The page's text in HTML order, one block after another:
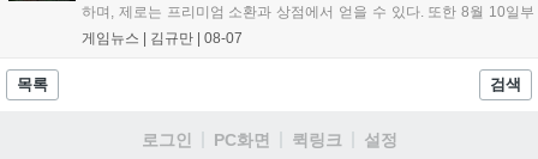
하며, 제로는 프리미엄 소환과 상점에서 얻을 수 있다. 또한 8월 10일부
터 14일까지 럭키 엘피 이벤트로 론을, 13일부터 26일까지 트로피칼 아
게임뉴스 | 김규만 | 08-07
목록 검색
로그인 PC화면 퀵링크
설정